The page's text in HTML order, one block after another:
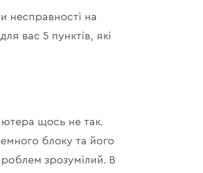
несправності на
вас 5 пунктів, які
щось не так.
блоку та його
зрозумілий. В